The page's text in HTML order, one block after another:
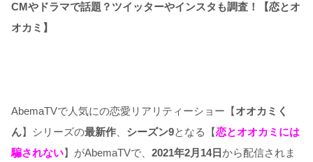
CMやドラマで話題？ツイッターやインスタも調査！【恋とオ
オカミ】
AbemaTVで人気にの恋愛リアリティーショー【オオカミく
ん】シリーズの最新作 シーズン9となる【恋とオオカミには
騙されない】がAbemaTVで、 2021年2月14日から配信されま